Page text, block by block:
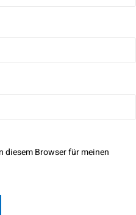
diesem Browser für meinen